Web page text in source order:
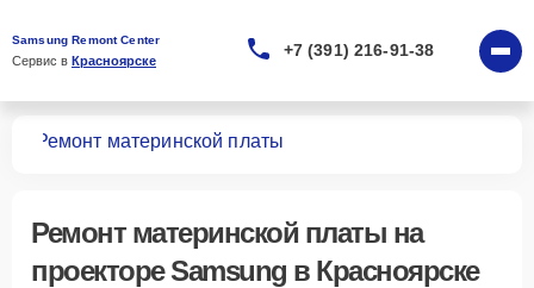
Samsung Remont Center
Сервис в Красноярске
+7 (391) 216-91-38
Ремонт материнской платы
Ремонт материнской платы на
проекторе Samsung в Красноярске